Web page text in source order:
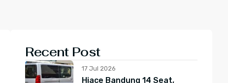
Recent Post
17 Jul 2026
Hiace Bandung 14 Seat,